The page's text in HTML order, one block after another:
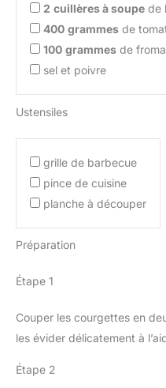
2 cuillères à soupe de
400 grammes de
100 grammes de
sel et poivre
Ustensiles
grille de barbecue
pince de cuisine
planche à découper
Préparation
Étape 1
Couper les courgettes en
les évider délicatement à
Étape 2